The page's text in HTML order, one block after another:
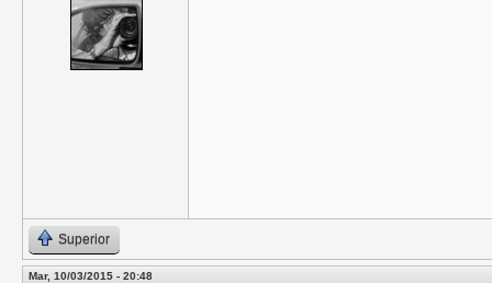
Superior
Mar, 10/03/2015 - 20:48